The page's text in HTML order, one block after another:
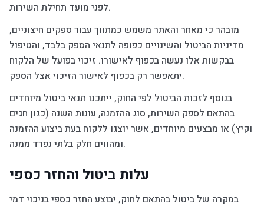
לפני מועד תחילת השירות.
מובהר כי מאחר והאתר משמש כמתווך עבור ספקים חיצוניים,
מדיניות הביטול והשינויים כפופה לתנאי הספק בלבד, והטיפול
בבקשות אלו נעשה בכפוף לאישורו. זיכוי בפועל של הלקוח
יתאפשר רק בכפוף לאישור הזיכוי אצל הספק.
בנוסף לזכות הביטול לפי החוק, ייתכנו תנאי ביטול מיוחדים
בהתאם לספק השירות, סוג ההזמנה, עונות השנה (כגון חגים
וקיץ) או מבצעים מיוחדים, אשר יוצגו ללקוח בעת ביצוע ההזמנה
ומהווים חלק בלתי נפרד ממנה.
עלות ביטול והחזר כספי
במקרה של ביטול בהתאם לחוק, יבוצע החזר כספי בניכוי דמי